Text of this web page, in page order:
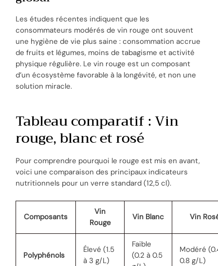
Les études récentes indiquent que les
consommateurs modérés de vin rouge ont souvent
une hygiène de vie plus saine : consommation accrue
de fruits et légumes, moins de tabagisme et activité
physique régulière. Le vin rouge est un composant
d’un écosystème favorable à la longévité, et non une
solution miracle.
Tableau comparatif : Vin
rouge, blanc et rosé
Pour comprendre pourquoi le rouge est mis en avant,
voici une comparaison des principaux indicateurs
nutritionnels pour un verre standard (12,5 cl).
Composants
Vin
Rouge
Vin Blanc Vin
Polyphénols
Élevé (1.5
à 3 g/L)
Faible
(0.2 à 0.5
Modéré
0.8 g/L)